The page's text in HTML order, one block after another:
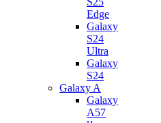
Edge
Galaxy
S24
Ultra
Galaxy
S24
Galaxy A
Galaxy
A57